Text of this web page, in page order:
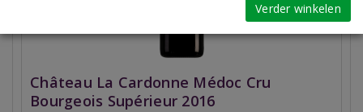
Château La Cardonne Médoc Cru
Bourgeois Supérieur 2016
Verder winkelen